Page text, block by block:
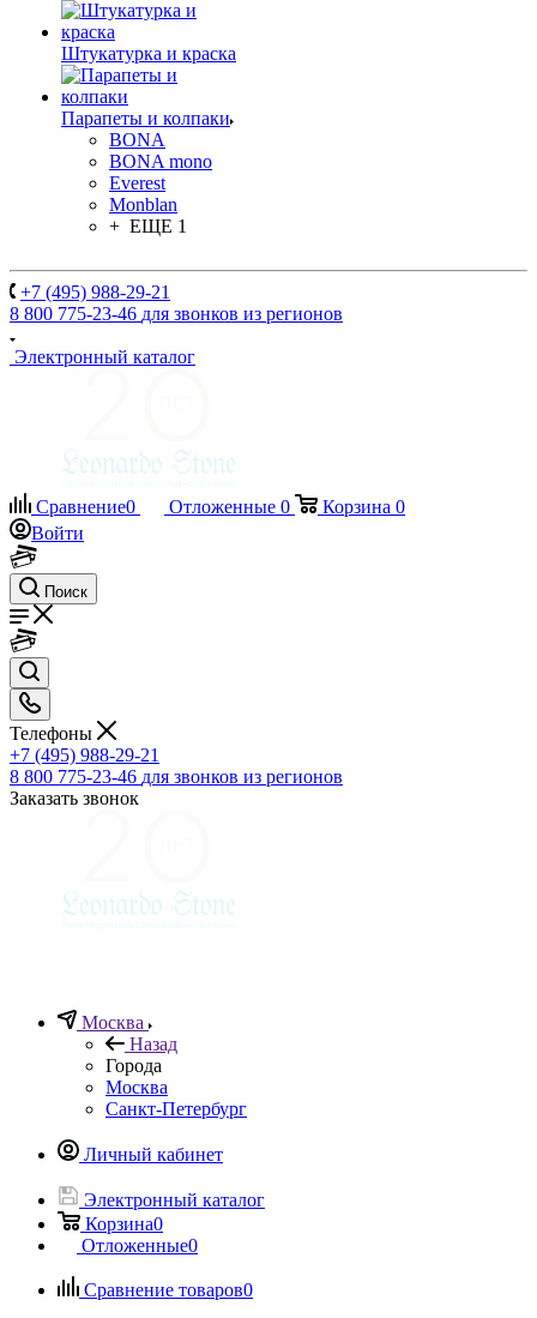
Штукатурка и краска
Парапеты и колпаки
BONA
BONA mono
Everest
Monblan
+ ЕЩЕ 1
+7 (495) 988-29-21
8 800 775-23-46 для звонков из регионов
Электронный каталог
Сравнение0 Отложенные 0 Корзина 0
Войти
Поиск
Телефоны
+7 (495) 988-29-21
8 800 775-23-46 для звонков из регионов
Заказать звонок
Москва
Назад
Города
Москва
Санкт-Петербург
Личный кабинет
Электронный каталог
Корзина0
Отложенные0
Сравнение товаров0